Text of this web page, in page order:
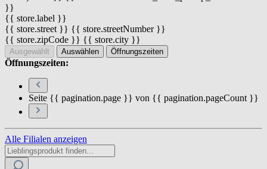
}}
{{ store.label }}
{{ store.street }} {{ store.streetNumber }}
{{ store.zipCode }} {{ store.city }}
Ausgewählt Auswählen Öffnungszeiten
Öffnungszeiten:
Seite {{ pagination.page }} von {{ pagination.pageCount }}
Alle Filialen anzeigen